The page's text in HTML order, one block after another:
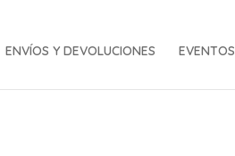
ENVÍOS Y DEVOLUCIONES EVENTOS